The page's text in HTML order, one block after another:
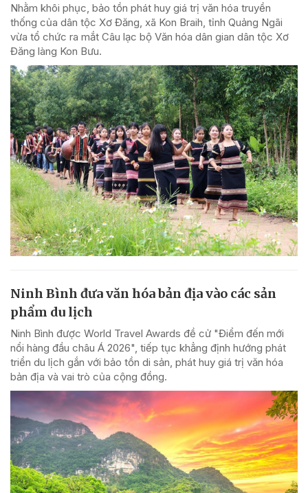
Nhằm khôi phục, bảo tồn phát huy giá trị văn hóa truyền
thống của dân tộc Xơ Đăng, xã Kon Braih, tỉnh Quảng Ngãi
vừa tổ chức ra mắt Câu lạc bộ Văn hóa dân gian dân tộc Xơ
Đăng làng Kon Bưu.
Ninh Bình đưa văn hóa bản địa vào các sản
phẩm du lịch
Ninh Bình được World Travel Awards đề cử "Điểm đến mới
nổi hàng đầu châu Á 2026", tiếp tục khẳng định hướng phát
triển du lịch gắn với bảo tồn di sản, phát huy giá trị văn hóa
bản địa và vai trò của cộng đồng.